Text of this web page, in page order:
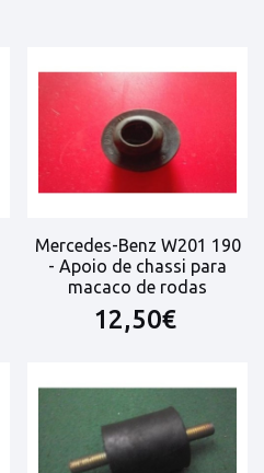
Mercedes-Benz W201 190
- Apoio de chassi para
macaco de rodas
12,50€